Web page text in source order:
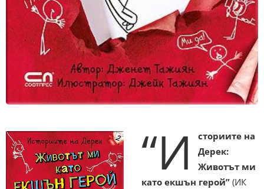
“И
сториите на
Дерек:
Животът ми
като екшън герой” (ИК